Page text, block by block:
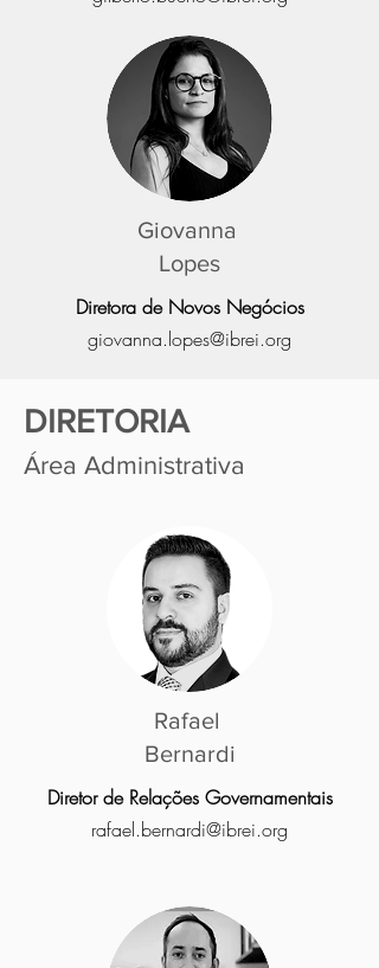
Giovanna
Lopes
Diretora de Novos Negócios
giovanna.lopes@ibrei.org
DIRETORIA
Área Administrativa
Rafael
Bernardi
Diretor de Relações Governamentais
rafael.bernardi@ibrei.org